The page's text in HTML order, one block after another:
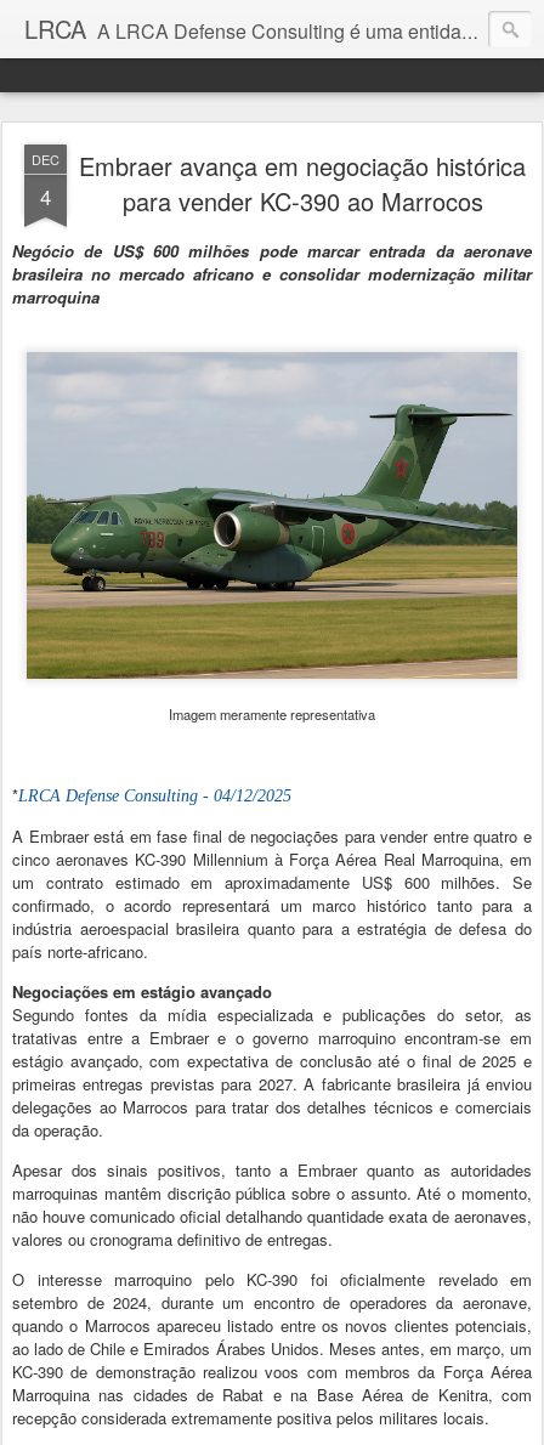
LRCA A LRCA Defense Consulting é uma entidade sem fins lucrativos que se dedica a produzir e divulgar notícias e análises sobre as Empresas de Defesa. Não somos jornalistas e nem este é um blog jornalístico.
DEC
4
Embraer avança em negociação histórica
para vender KC-390 ao Marrocos
Negócio de US$ 600 milhões pode marcar entrada da aeronave
brasileira no mercado africano e consolidar modernização militar
marroquina
Imagem meramente representativa
*LRCA Defense Consulting - 04/12/2025
A Embraer está em fase final de negociações para vender entre quatro e
cinco aeronaves KC-390 Millennium à Força Aérea Real Marroquina, em
um contrato estimado em aproximadamente US$ 600 milhões. Se
confirmado, o acordo representará um marco histórico tanto para a
indústria aeroespacial brasileira quanto para a estratégia de defesa do
país norte-africano.
Negociações em estágio avançado
Segundo fontes da mídia especializada e publicações do setor, as
tratativas entre a Embraer e o governo marroquino encontram-se em
estágio avançado, com expectativa de conclusão até o final de 2025 e
primeiras entregas previstas para 2027. A fabricante brasileira já enviou
delegações ao Marrocos para tratar dos detalhes técnicos e comerciais
da operação.
Apesar dos sinais positivos, tanto a Embraer quanto as autoridades
marroquinas mantêm discrição pública sobre o assunto. Até o momento,
não houve comunicado oficial detalhando quantidade exata de aeronaves,
valores ou cronograma definitivo de entregas.
O interesse marroquino pelo KC-390 foi oficialmente revelado em
setembro de 2024, durante um encontro de operadores da aeronave,
quando o Marrocos apareceu listado entre os novos clientes potenciais,
ao lado de Chile e Emirados Árabes Unidos. Meses antes, em março, um
KC-390 de demonstração realizou voos com membros da Força Aérea
Marroquina nas cidades de Rabat e na Base Aérea de Kenitra, com
recepção considerada extremamente positiva pelos militares locais.